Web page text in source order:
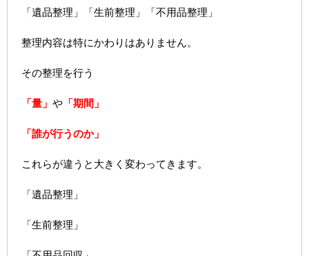
「遺品整理」「生前整理」「不用品整理」
整理内容は特にかわりはありません。
その整理を行う
「量」 や 「期間」
「誰が行うのか」
これらが違うと大きく変わってきます。
「遺品整理」
「生前整理」